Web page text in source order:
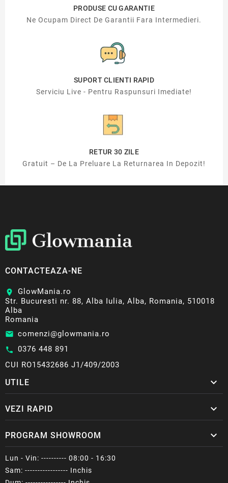
PRODUSE CU GARANTIE
Ne Ocupam Direct De Garantii Fara Intermedieri.
SUPORT CLIENTI RAPID
Serviciu Live - Pentru Raspunsuri Imediate!
RETUR 30 ZILE
Gratuit – De La Preluare La Returnarea In Depozit!
CONTACTEAZA-NE
location_on
GlowMania.ro
Str. Bucuresti nr. 88, Alba Iulia, Alba, Romania, 510018
Alba
Romania
email comenzi@glowmania.ro
call 0376 448 891
CUI RO15432686 J1/409/2003
UTILE 
VEZI RAPID 
PROGRAM SHOWROOM 
Lun - Vin: ---------- 08:00 - 16:30
Sam: ----------------- Inchis